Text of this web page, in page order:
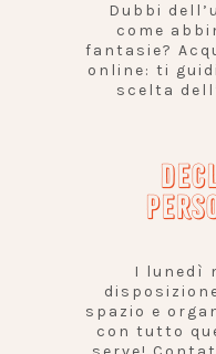
Dubbi
come
fantasie?
online: ti
scelta
I lunedì
spazio e
con tutto